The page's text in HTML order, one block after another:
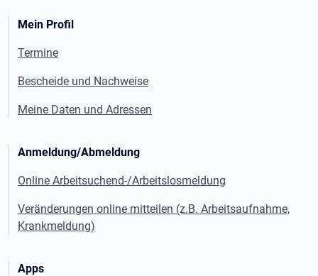
Mein Profil
Termine
Bescheide und Nachweise
Meine Daten und Adressen
Anmeldung/Abmeldung
Online Arbeitsuchend-/Arbeitslosmeldung
Veränderungen online mitteilen (z.B. Arbeitsaufnahme,
Krankmeldung)
Apps